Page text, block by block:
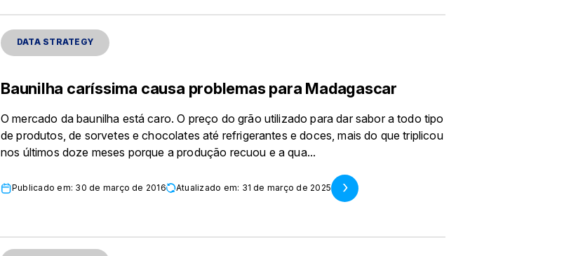
DATA STRATEGY
Baunilha caríssima causa problemas para Madagascar
O mercado da baunilha está caro. O preço do grão utilizado para dar sabor a todo tipo
de produtos, de sorvetes e chocolates até refrigerantes e doces, mais do que triplicou
nos últimos doze meses porque a produção recuou e a qua...
Publicado em: 30 de março de 2016 Atualizado em: 31 de março de 2025